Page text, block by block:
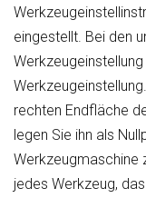
eingestellt. Bei den
rechten Endfläche
legen Sie ihn als
Werkzeugmaschine
jedes Werkzeug,